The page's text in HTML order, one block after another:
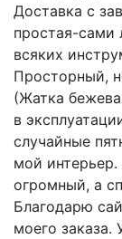
Доставка с
простая-сами
всяких
Просторный,
(Жатка
в
случайные
мой
огромный, а
Благодарю
моего заказа.